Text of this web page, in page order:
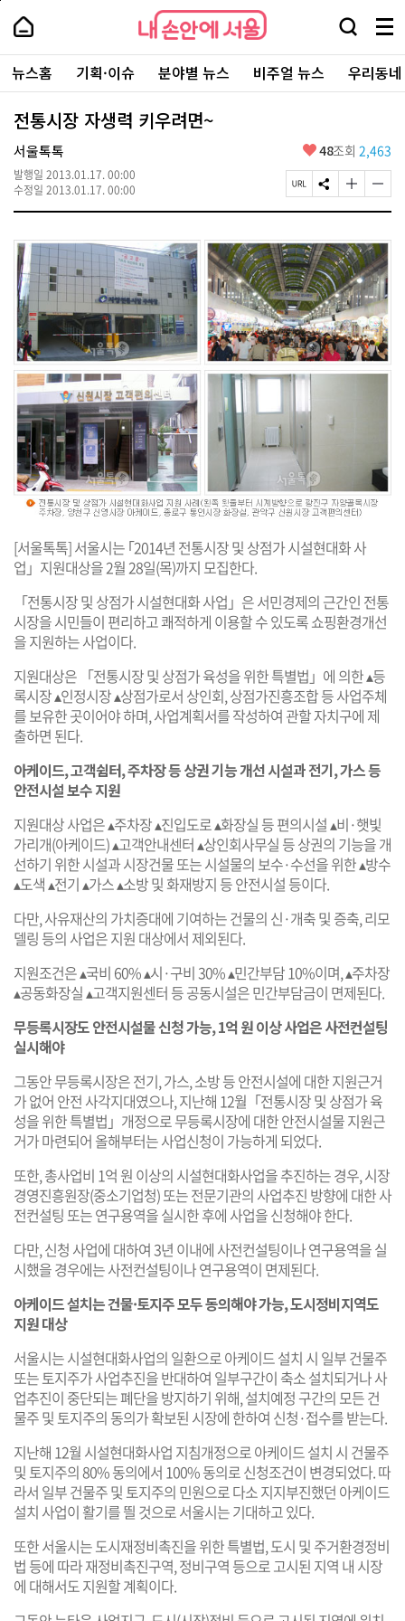
본
로
가
내
손
안
에
서
울
-
서
울
시
대
표
소
포
털
내
손
에
울
검
창
열
기
메
뉴
전
체
보
주
요
서
뉴스홈 기획·이슈 분야별 뉴스 비주얼 뉴스 우리동
전통시장 자생력 키우려면~
서울톡톡
발행일 2013.01.17. 00:00
수정일 2013.01.17. 00:00
좋
요
48조회 2,463
페
이
U
R
L
복
사
S
N
공
유
하
기
글
자
기
크
게
변
경
하
기
글
자
기
작
게
변
경
하
기
[서울톡톡] 서울시는 ｢2014년 전통시장 및 상점가 시설현대화 사
업」지원대상을 2월 28일(목)까지 모집한다.
「전통시장 및 상점가 시설현대화 사업」은 서민경제의 근간인 전통
시장을 시민들이 편리하고 쾌적하게 이용할 수 있도록 쇼핑환경개선
을 지원하는 사업이다.
지원대상은 「전통시장 및 상점가 육성을 위한 특별법」에 의한 ▴등
록시장 ▴인정시장 ▴상점가로서 상인회, 상점가진흥조합 등 사업주체
를 보유한 곳이어야 하며, 사업계획서를 작성하여 관할 자치구에 제
출하면 된다.
아케이드, 고객쉼터, 주차장 등 상권 기능 개선 시설과 전기, 가스 등
안전시설 보수 지원
지원대상 사업은 ▴주차장 ▴진입도로 ▴화장실 등 편의시설 ▴비·햇빛
가리개(아케이드) ▴고객안내센터 ▴상인회사무실 등 상권의 기능을 개
선하기 위한 시설과 시장건물 또는 시설물의 보수·수선을 위한 ▴방수
▴도색 ▴전기 ▴가스 ▴소방 및 화재방지 등 안전시설 등이다.
다만, 사유재산의 가치증대에 기여하는 건물의 신·개축 및 증축, 리모
델링 등의 사업은 지원 대상에서 제외된다.
지원조건은 ▴국비 60% ▴시·구비 30% ▴민간부담 10%이며, ▴주차장
▴공동화장실 ▴고객지원센터 등 공동시설은 민간부담금이 면제된다.
무등록시장도 안전시설물 신청 가능, 1억 원 이상 사업은 사전컨설팅
실시해야
그동안 무등록시장은 전기, 가스, 소방 등 안전시설에 대한 지원근거
가 없어 안전 사각지대였으나, 지난해 12월「전통시장 및 상점가 육
성을 위한 특별법」개정으로 무등록시장에 대한 안전시설물 지원근
거가 마련되어 올해부터는 사업신청이 가능하게 되었다.
또한, 총사업비 1억 원 이상의 시설현대화사업을 추진하는 경우, 시장
경영진흥원장(중소기업청) 또는 전문기관의 사업추진 방향에 대한 사
전컨설팅 또는 연구용역을 실시한 후에 사업을 신청해야 한다.
다만, 신청 사업에 대하여 3년 이내에 사전컨설팅이나 연구용역을 실
시했을 경우에는 사전컨설팅이나 연구용역이 면제된다.
아케이드 설치는 건물·토지주 모두 동의해야 가능, 도시정비지역도
지원 대상
서울시는 시설현대화사업의 일환으로 아케이드 설치 시 일부 건물주
또는 토지주가 사업추진을 반대하여 일부구간이 축소 설치되거나 사
업추진이 중단되는 폐단을 방지하기 위해, 설치예정 구간의 모든 건
물주 및 토지주의 동의가 확보된 시장에 한하여 신청·접수를 받는다.
지난해 12월 시설현대화사업 지침개정으로 아케이드 설치 시 건물주
및 토지주의 80% 동의에서 100% 동의로 신청조건이 변경되었다. 따
라서 일부 건물주 및 토지주의 민원으로 다소 지지부진했던 아케이드
설치 사업이 활기를 띌 것으로 서울시는 기대하고 있다.
또한 서울시는 도시재정비촉진을 위한 특별법, 도시 및 주거환경정비
법 등에 따라 재정비촉진구역, 정비구역 등으로 고시된 지역 내 시장
에 대해서도 지원할 계획이다.
페
상
단
로